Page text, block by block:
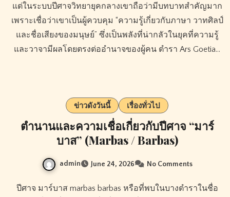
แต่ในระบบปีศาจวิทยายุคกลางเขาถือว่ามีบทบาทสำคัญมาก
เพราะเชื่อว่าเขาเป็นผู้ควบคุม “ความรู้เกี่ยวกับภาษา วาทศิลป์
และชื่อเสียงของมนุษย์” ซึ่งเป็นพลังที่น่ากลัวในยุคที่ความรู้
และวาจามีผลโดยตรงต่ออำนาจของผู้คน ตำรา Ars Goetia…
ข่าวดังวันนี้ เรื่องทั่วไป
ตำนานและความเชื่อเกี่ยวกับปีศาจ “มาร์
บาส” (Marbas / Barbas)
admin June 24, 2026 No Comments
ปีศาจ มาร์บาส marbas barbas หรือที่พบในบางตำราในชื่อ